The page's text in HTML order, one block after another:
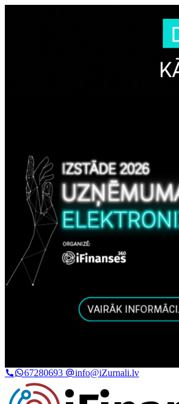
67280693 info@iZurnali.lv